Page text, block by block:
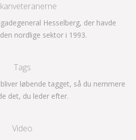
Hesselberg, der havde
nordlige sektor i 1993.
Tags
løbende tagget, så du nemmere
det, du leder efter.
Video